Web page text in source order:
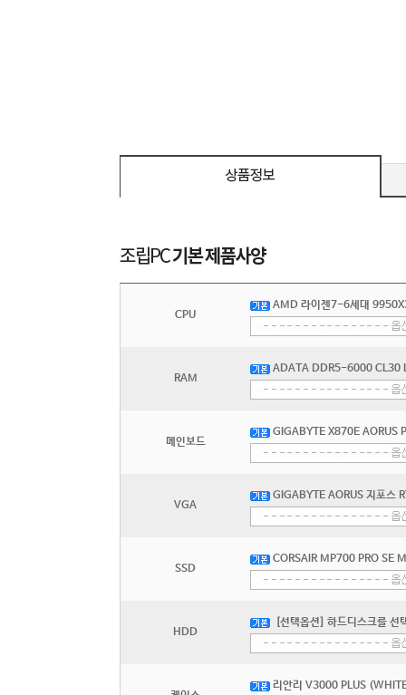
CPU
AMD 라이젠7-6세대
RAM
ADATA DDR5-6000 CL30
메인보드
GIGABYTE X870E AORUS
VGA
GIGABYTE AORUS 지포스
SSD
CORSAIR MP700 PRO SE
HDD
[선택옵션] 하드디스크를 선
리안리 V3000 PLUS